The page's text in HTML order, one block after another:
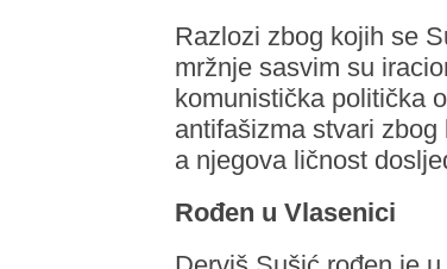
Razlozi zbog kojih se
mržnje sasvim su
komunistička politička
antifašizma stvari
a njegova ličnost
Rođen u Vlasenici